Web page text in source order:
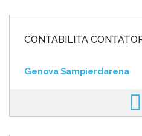
CONTABILITÀ
Genova Sampierdarena